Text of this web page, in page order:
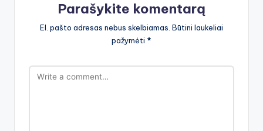
Parašykite komentarą
El. pašto adresas nebus skelbiamas. Būtini laukeliai
pažymėti *